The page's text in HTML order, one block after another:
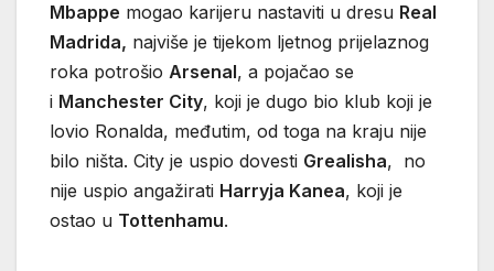
Mbappe mogao karijeru nastaviti u dresu Real
Madrida, najviše je tijekom ljetnog prijelaznog
roka potrošio Arsenal, a pojačao se
i Manchester City, koji je dugo bio klub koji je
lovio Ronalda, međutim, od toga na kraju nije
bilo ništa. City je uspio dovesti Grealisha, no
nije uspio angažirati Harryja Kanea, koji je
ostao u Tottenhamu.